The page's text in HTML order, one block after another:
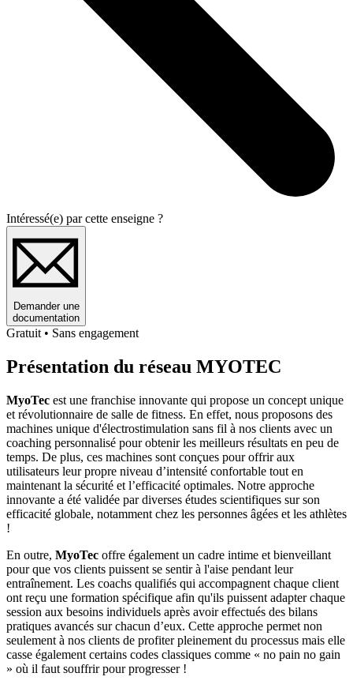
Intéressé(e) par cette enseigne ?
Demander une
documentation
Gratuit • Sans engagement
Présentation du réseau MYOTEC
MyoTec est une franchise innovante qui propose un concept unique
et révolutionnaire de salle de fitness. En effet, nous proposons des
machines unique d'électrostimulation sans fil à nos clients avec un
coaching personnalisé pour obtenir les meilleurs résultats en peu de
temps. De plus, ces machines sont conçues pour offrir aux
utilisateurs leur propre niveau d’intensité confortable tout en
maintenant la sécurité et l’efficacité optimales. Notre approche
innovante a été validée par diverses études scientifiques sur son
efficacité globale, notamment chez les personnes âgées et les athlètes
!
En outre, MyoTec offre également un cadre intime et bienveillant
pour que vos clients puissent se sentir à l'aise pendant leur
entraînement. Les coachs qualifiés qui accompagnent chaque client
ont reçu une formation spécifique afin qu'ils puissent adapter chaque
session aux besoins individuels après avoir effectués des bilans
pratiques avancés sur chacun d’eux. Cette approche permet non
seulement à nos clients de profiter pleinement du processus mais elle
casse également certains codes classiques comme « no pain no gain
» où il faut souffrir pour progresser !